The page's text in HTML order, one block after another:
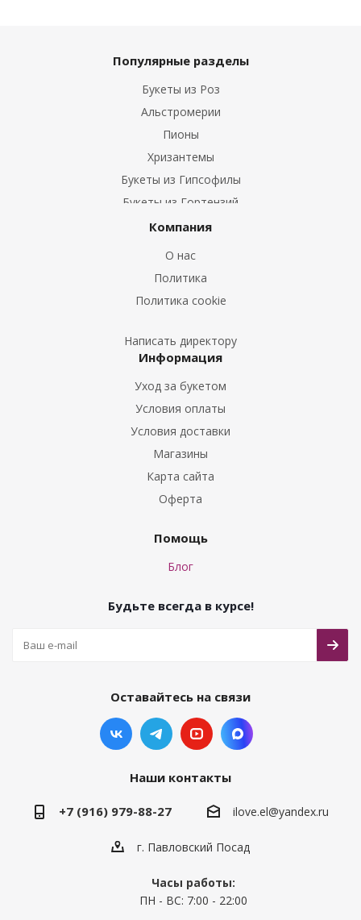
Популярные разделы
Букеты из Роз
Альстромерии
Пионы
Хризантемы
Букеты из Гипсофилы
Букеты из Гортензий
Букеты из Ирисов
Букеты из Эустом
Букеты из Гладиолусов
Букеты из Тюльпанов
Компания
О нас
Политика
Политика cookie
Написать директору
Информация
Уход за букетом
Условия оплаты
Условия доставки
Магазины
Карта сайта
Оферта
Помощь
Блог
Будьте всегда в курсе!
Оставайтесь на связи
Наши контакты
+7 (916) 979-88-27 ilove.el@yandex.ru
г. Павловский Посад
Часы работы:
ПН - ВС: 7:00 - 22:00